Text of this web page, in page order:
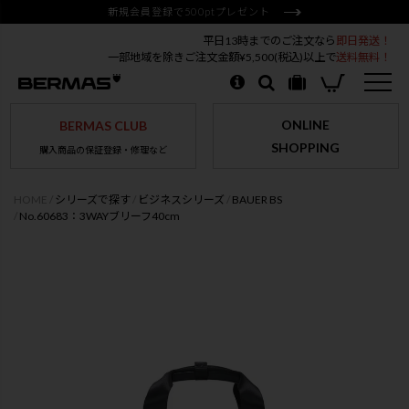
新規会員登録で500ptプレゼント
平日13時までのご注文なら 即日発送！
一部地域を除きご注文金額¥5,500(税込)以上で送料無料！
BERMAS CLUB
購入商品の保証登録・修理など
ONLINE
SHOPPING
シリーズで探す ビジネスシリーズ
BAUER BS
No.60683：3WAYブリーフ40cm